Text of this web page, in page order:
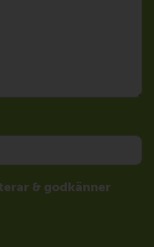
& godkänner